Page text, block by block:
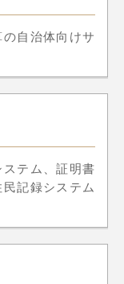
自治体向けサ
テム、証明書
記録システム